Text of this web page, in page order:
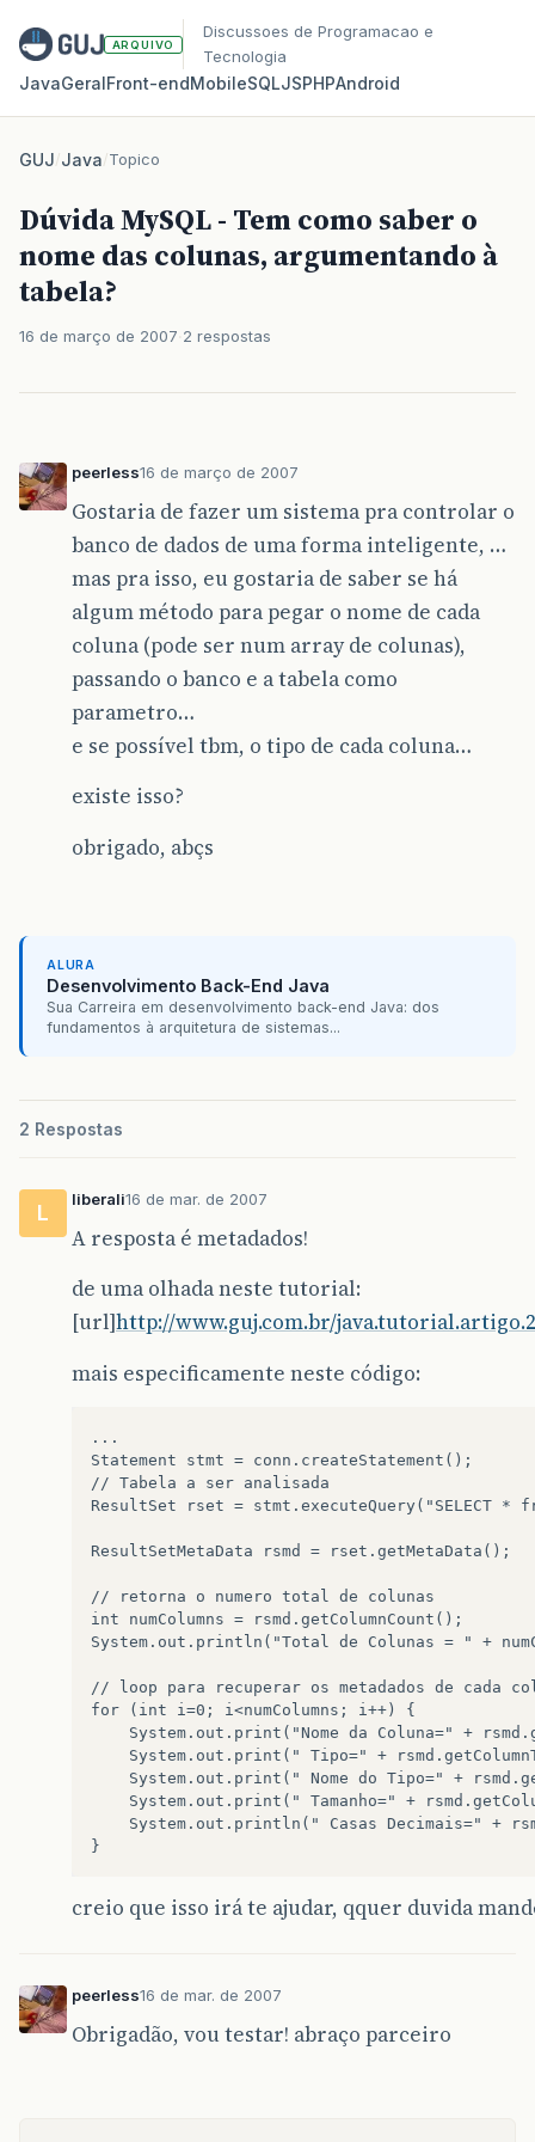
ARQUIVO
Discussoes de Programacao e
Tecnologia
JavaGeralFront‑endMobileSQLJSPHPAndroid
GUJ/Java/Topico
Dúvida MySQL - Tem como saber o
nome das colunas, argumentando à
tabela?
16 de março de 2007 2 respostas
peerless16 de março de 2007
Gostaria de fazer um sistema pra controlar o
banco de dados de uma forma inteligente, …
mas pra isso, eu gostaria de saber se há
algum método para pegar o nome de cada
coluna (pode ser num array de colunas),
passando o banco e a tabela como
parametro…
e se possível tbm, o tipo de cada coluna…
existe isso?
obrigado, abçs
ALURA
Desenvolvimento Back-End Java
Sua Carreira em desenvolvimento back-end Java: dos
fundamentos à arquitetura de sistemas...
2 Respostas
L
liberali16 de mar. de 2007
A resposta é metadados!
de uma olhada neste tutorial:
[url]http://www.guj.com.br/
mais especificamente neste código:
...
Statement stmt = conn.createStatement();
// Tabela a ser analisada
ResultSet rset = stmt.executeQuery("SELECT *
ResultSetMetaData rsmd = rset.getMetaData();
// retorna o numero total de colunas
int numColumns = rsmd.getColumnCount();
System.out.println("Total de Colunas = " +
// loop para recuperar os metadados de cada
for (int i=0; i<numColumns; i++) {
System.out.print("Nome da Coluna=" +
System.out.print(" Tipo=" +
System.out.print(" Nome do Tipo=" +
System.out.print(" Tamanho=" +
System.out.println(" Casas Decimais=" +
creio que isso irá te ajudar, qquer duvida
peerless16 de mar. de 2007
Obrigadão, vou testar! abraço parceiro